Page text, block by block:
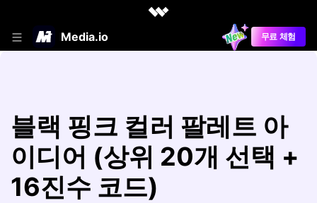
Media.io 무료 체험
블랙 핑크 컬러 팔레트 아
이디어 (상위 20개 선택 +
16진수 코드)